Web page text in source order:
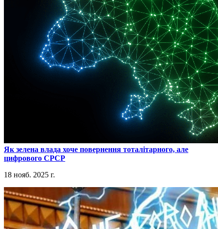
​Як зелена влада хоче повернення тоталітарного, але
цифрового СРСР
18 нояб. 2025 г.